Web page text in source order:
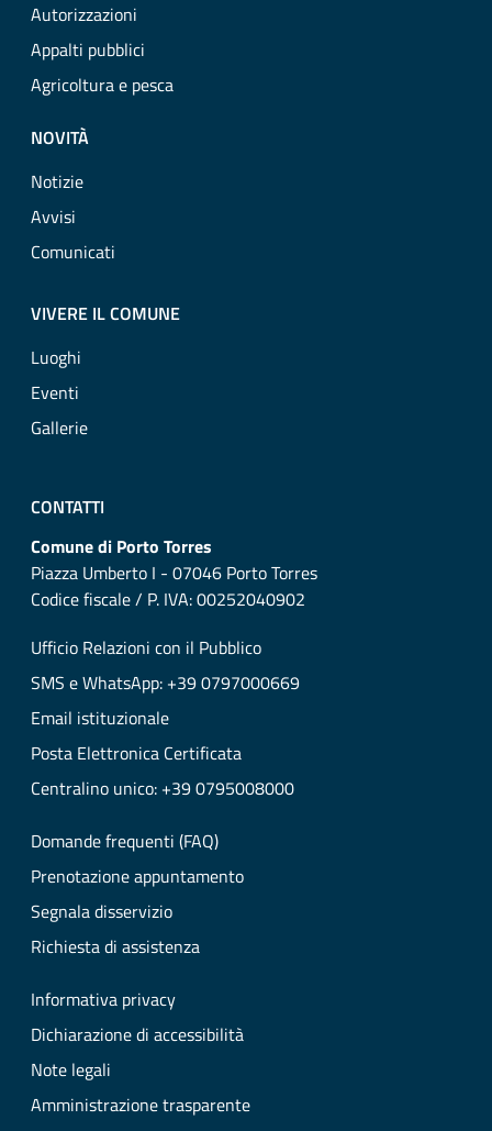
Autorizzazioni
Appalti pubblici
Agricoltura e pesca
NOVITÀ
Notizie
Avvisi
Comunicati
VIVERE IL COMUNE
Luoghi
Eventi
Gallerie
CONTATTI
Comune di Porto Torres
Piazza Umberto I - 07046 Porto Torres
Codice fiscale / P. IVA: 00252040902
Ufficio Relazioni con il Pubblico
SMS e WhatsApp: +39 0797000669
Email istituzionale
Posta Elettronica Certificata
Centralino unico: +39 0795008000
Domande frequenti (FAQ)
Prenotazione appuntamento
Segnala disservizio
Richiesta di assistenza
Informativa privacy
Dichiarazione di accessibilità
Note legali
Amministrazione trasparente